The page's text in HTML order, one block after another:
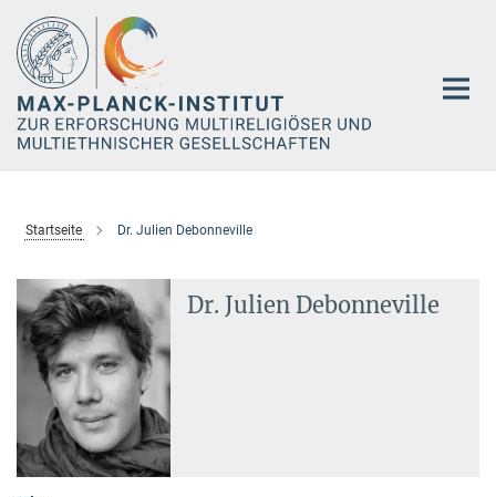
Hauptinhalt
Startseite Dr. Julien Debonneville
Dr. Julien Debonneville